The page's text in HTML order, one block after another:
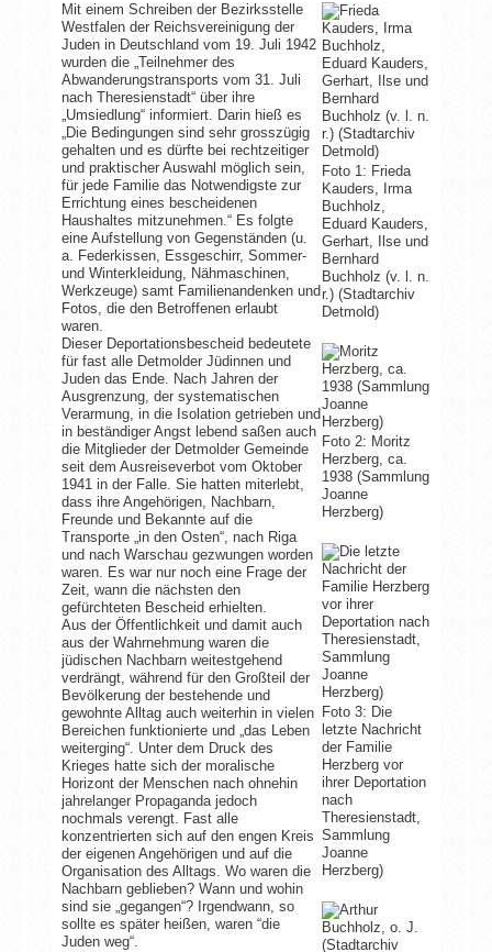
Foto 1: Frieda
Kauders, Irma
Buchholz,
Eduard Kauders,
Gerhart, Ilse und
Bernhard
Buchholz (v. l. n.
r.) (Stadtarchiv
Detmold)
Foto 2: Moritz
Herzberg, ca.
1938 (Sammlung
Joanne
Herzberg)
Foto 3: Die
letzte Nachricht
der Familie
Herzberg vor
ihrer Deportation
nach
Theresienstadt,
Sammlung
Joanne
Herzberg)
Mit einem Schreiben der Bezirksstelle
Westfalen der Reichsvereinigung der
Juden in Deutschland vom 19. Juli 1942
wurden die „Teilnehmer des
Abwanderungstransports vom 31. Juli
nach Theresienstadt“ über ihre
„Umsiedlung“ informiert. Darin hieß es
„Die Bedingungen sind sehr grosszügig
gehalten und es dürfte bei rechtzeitiger
und praktischer Auswahl möglich sein,
für jede Familie das Notwendigste zur
Errichtung eines bescheidenen
Haushaltes mitzunehmen.“ Es folgte
eine Aufstellung von Gegenständen (u.
a. Federkissen, Essgeschirr, Sommer-
und Winterkleidung, Nähmaschinen,
Werkzeuge) samt Familienandenken und
Fotos, die den Betroffenen erlaubt
waren.
Dieser Deportationsbescheid bedeutete
für fast alle Detmolder Jüdinnen und
Juden das Ende. Nach Jahren der
Ausgrenzung, der systematischen
Verarmung, in die Isolation getrieben und
in beständiger Angst lebend saßen auch
die Mitglieder der Detmolder Gemeinde
seit dem Ausreiseverbot vom Oktober
1941 in der Falle. Sie hatten miterlebt,
dass ihre Angehörigen, Nachbarn,
Freunde und Bekannte auf die
Transporte „in den Osten“, nach Riga
und nach Warschau gezwungen worden
waren. Es war nur noch eine Frage der
Zeit, wann die nächsten den
gefürchteten Bescheid erhielten.
Aus der Öffentlichkeit und damit auch
aus der Wahrnehmung waren die
jüdischen Nachbarn weitestgehend
verdrängt, während für den Großteil der
Bevölkerung der bestehende und
gewohnte Alltag auch weiterhin in vielen
Bereichen funktionierte und „das Leben
weiterging“. Unter dem Druck des
Krieges hatte sich der moralische
Horizont der Menschen nach ohnehin
jahrelanger Propaganda jedoch
nochmals verengt. Fast alle
konzentrierten sich auf den engen Kreis
der eigenen Angehörigen und auf die
Organisation des Alltags. Wo waren die
Nachbarn geblieben? Wann und wohin
sind sie „gegangen“? Irgendwann, so
sollte es später heißen, waren “die
Juden weg“.